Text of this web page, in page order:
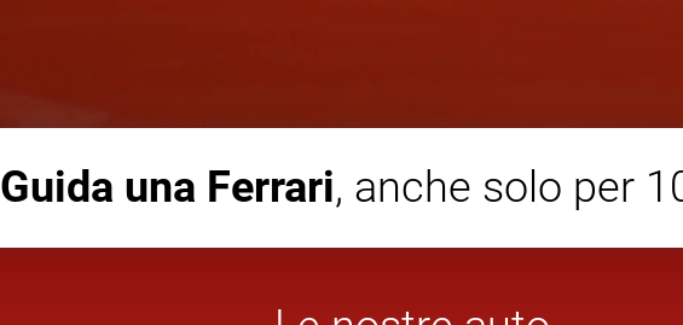
Guida una Ferrari, anche solo per